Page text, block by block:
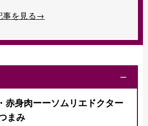
事を見る→
ー
赤身肉ーーソムリエドクター
まみ